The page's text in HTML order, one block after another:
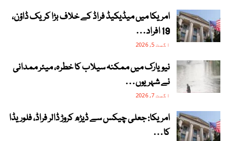
امریکا میں میڈیکیڈ فراڈ کے خلاف بڑا کریک ڈاؤن،
19 افراد…
اگست 5, 2026
نیویارک میں ممکنہ سیلاب کا خطرہ، میئر ممدانی
نے شہریوں…
اگست 7, 2026
امریکا: جعلی چیکس سے ڈیڑھ کروڑ ڈالر فراڈ، فلوریڈا
کا…